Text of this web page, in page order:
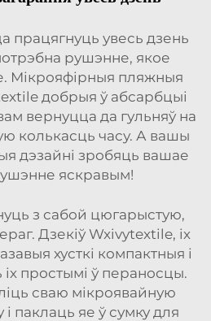
працягнуць увесь дзень
рушэнне, якое
Мікрояфірныя пляжныя
добрыя ў абсарбцыі
вернуцца да гульняў на
колькасць часу. А вашы
дэзайні зробяць вашае
яскравым!
з сабой цюгарыстую,
Дзекіў Wxivytextile, іх
хусткі компактныя і
іх простымі ў пераносцы.
сваю мікроявайную
і паклаць яе ў сумку для